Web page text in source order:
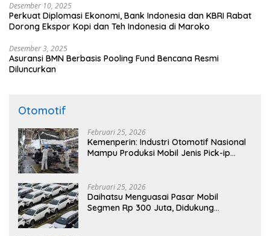
Desember 10, 2025
Perkuat Diplomasi Ekonomi, Bank Indonesia dan KBRI Rabat
Dorong Ekspor Kopi dan Teh Indonesia di Maroko
Desember 3, 2025
Asuransi BMN Berbasis Pooling Fund Bencana Resmi
Diluncurkan
Otomotif
Februari 25, 2026
Kemenperin: Industri Otomotif Nasional
Mampu Produksi Mobil Jenis Pick-ip
Februari 25, 2026
Daihatsu Menguasai Pasar Mobil
Segmen Rp 300 Juta, Didukung